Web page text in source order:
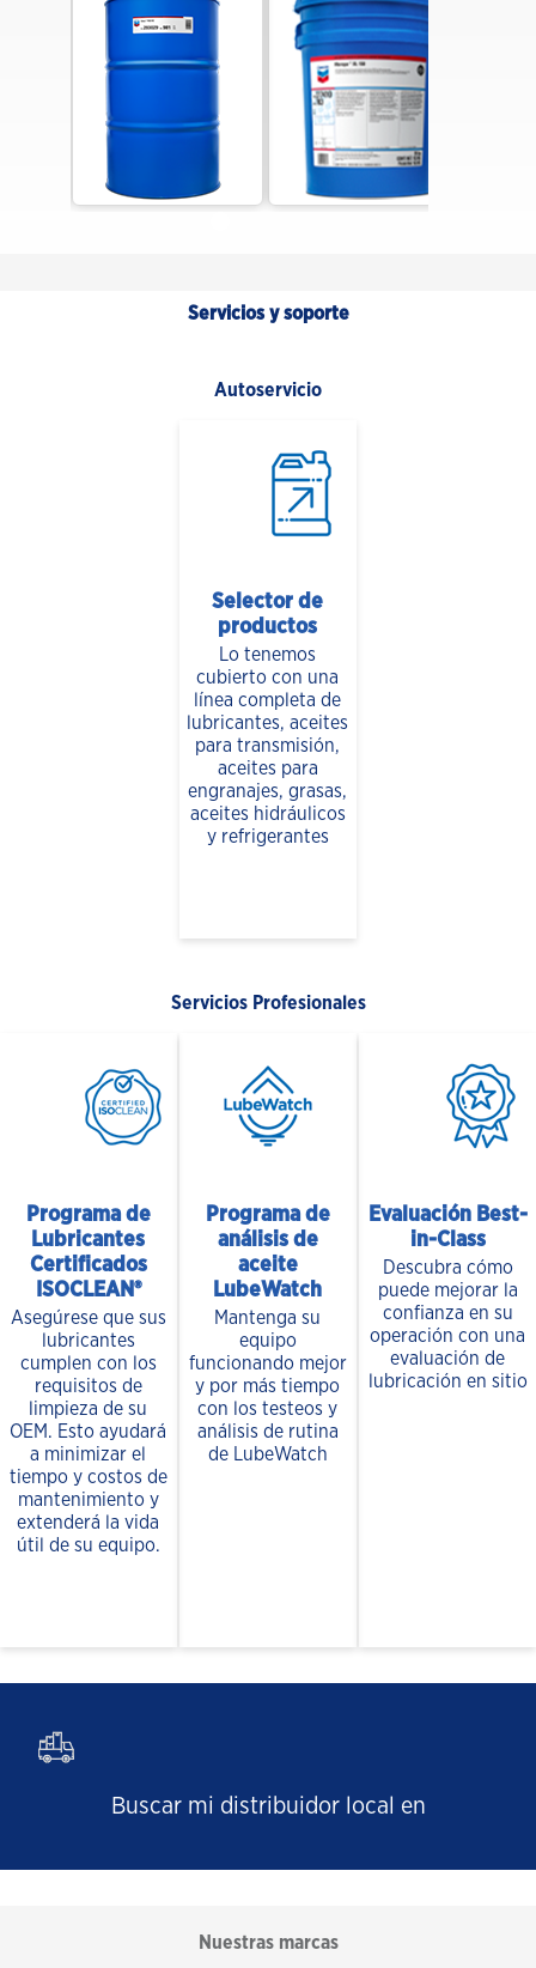
Servicios y soporte
Autoservicio
Selector de
productos
Lo tenemos
cubierto con una
línea completa de
lubricantes, aceites
para transmisión,
aceites para
engranajes, grasas,
aceites hidráulicos
y refrigerantes
Servicios Profesionales
Programa de
Lubricantes
Certificados
ISOCLEAN®
Asegúrese que sus
lubricantes
cumplen con los
requisitos de
limpieza de su
OEM. Esto ayudará
a minimizar el
tiempo y costos de
mantenimiento y
extenderá la vida
útil de su equipo.
Programa de
análisis de
aceite
LubeWatch
Mantenga su
equipo
funcionando mejor
y por más tiempo
con los testeos y
análisis de rutina
de LubeWatch
Evaluación Best-
in-Class
Descubra cómo
puede mejorar la
confianza en su
operación con una
evaluación de
lubricación en sitio
Buscar mi distribuidor local en
Nuestras marcas